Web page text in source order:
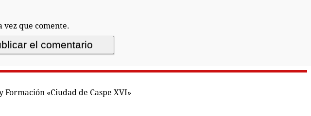
que comente.
«Ciudad de Caspe XVI»